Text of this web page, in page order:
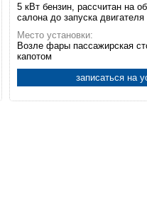
5 кВт бензин, рассчитан на
салона до запуска двигателя
Место установки:
Возле фары пассажирская
капотом
записаться на